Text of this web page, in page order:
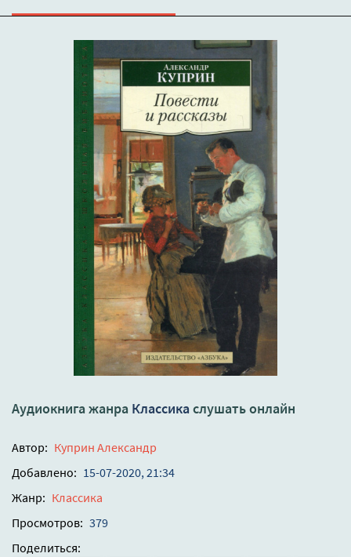
Аудиокнига жанра Классикаслушать онлайн
Автор: Куприн Александр
Добавлено: 15-07-2020, 21:34
Жанр: Классика
Просмотров: 379
Поделиться: